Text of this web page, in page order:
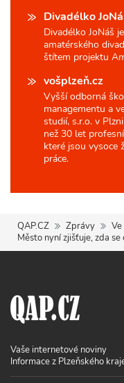
Divadélko
Divadélko JoNáš
amatérského
štítem projektu
vošplzeň.cz
Vyšší odborná
managementu a
studií, s.r.o. v
než 30 let
které jsou vysoce
práce.
QAP.CZ Zprávy
Město nyní zjišťuje, zda
Vaše internetové noviny
Informace z Plzeňského